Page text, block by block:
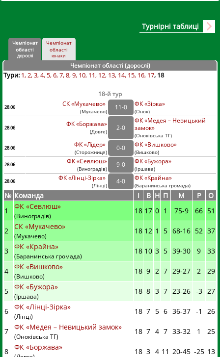
Турнірні таблиці
Чемпіонат
області
дорослі
Чемпіонат
області
юнаки
Чемпіонат області (дорослі)
Тури: 1 2 3 4 5 6 7 8 9 10 11 12 13 14 15 16 17 18
18-й тур
28.06 СК «Мукачево»
(Мукачево)
11-0 ФК «Зірка»
(Онок)
28.06
ФК «Боржава»
(Довге)
2-0
ФК «Медея – Невицький
замок»
(Оноківська ТГ)
28.06
ФК «Лідер»
(Сторожниця)
0-0 ФК «Вишково»
(Вишково)
28.06
ФК «Севлюш»
(Виноградів)
9-0 ФК «Бужора»
(Іршава)
28.06
ФК «Лінці-Зірка»
(Лінці)
4-0 ФК «Крайна»
(Баранинська громада)
№ Команда I В Н П М Р
О
1
ФК «Севлюш»
(Виноградів)
18 17 0 1 75-9 66 51
2 СК «Мукачево»
(Мукачево)
18 12 1 5 68-16 52 37
3 ФК «Крайна»
(Баранинська громада)
18 10 3 5 39-30 9 33
4 ФК «Вишково»
(Вишково)
18 9 2 7 29-27 2 29
5 ФК «Бужора»
(Іршава)
18 8 3 7 23-26 -3 27
6 ФК «Лінці-Зірка»
(Лінці)
18 7 5 6 36-37 -1 26
7 ФК «Медея – Невицький замок»
(Оноківська ТГ)
18 7 4 7 33-32 1 25
8 ФК «Боржава» 18 3 4 11 20-45 -25 13